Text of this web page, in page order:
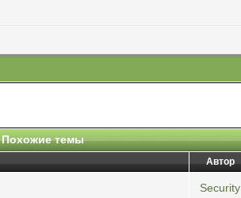
Похожие темы
Автор
Security